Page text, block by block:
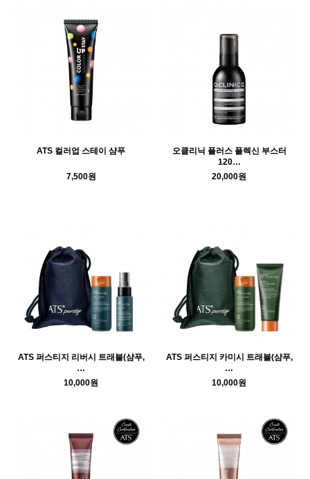
ATS 컬러업 스테이 샴푸
7,500원
오클리닉 플러스 플렉신 부스터
120…
20,000원
ATS 퍼스티지 리버시 트래블(샴푸,
…
10,000원
ATS 퍼스티지 카미시 트래블(샴푸,
…
10,000원